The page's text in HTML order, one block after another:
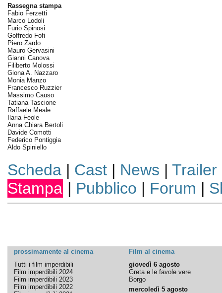
Rassegna stampa
Fabio Ferzetti
Marco Lodoli
Furio Spinosi
Goffredo Fofi
Piero Zardo
Mauro Gervasini
Gianni Canova
Filiberto Molossi
Giona A. Nazzaro
Monia Manzo
Francesco Ruzzier
Massimo Causo
Tatiana Tascione
Raffaele Meale
Ilaria Feole
Anna Chiara Bertoli
Davide Comotti
Federico Pontiggia
Aldo Spiniello
Scheda| Cast| News | Trailer
Stampa | Pubblico | Forum |
prossimamente al cinema
Film al cinema
Tutti i film imperdibili
Film imperdibili 2024
Film imperdibili 2023
Film imperdibili 2022
giovedì 6 agosto
Greta e le favole vere
Borgo
mercoledì 5 agosto